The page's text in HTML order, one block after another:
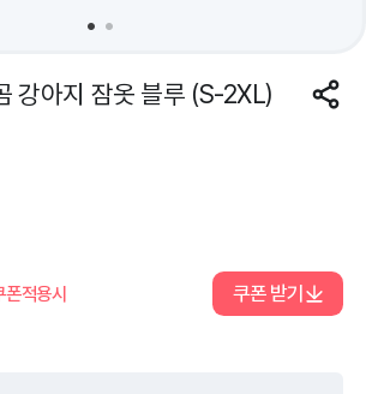
강아지 잠옷 블루 (S-2XL)
폰적용시 쿠폰 받기